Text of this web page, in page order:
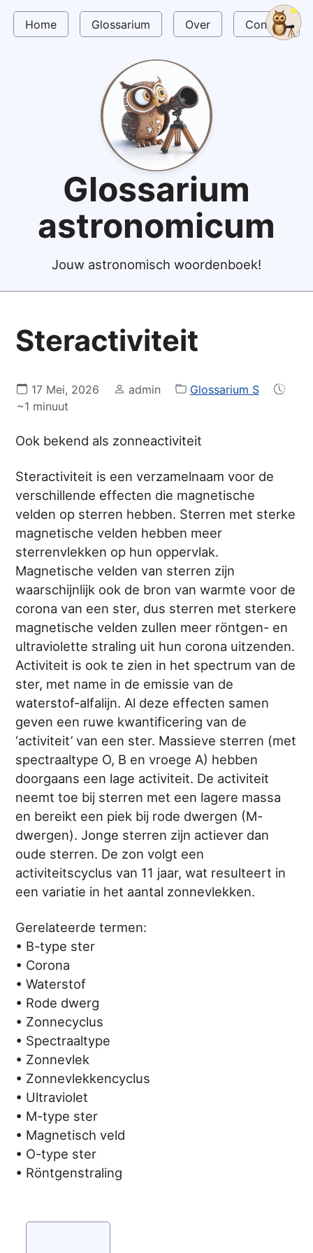
Home Glossarium Over Contact
Glossarium
astronomicum
Jouw astronomisch woordenboek!
Steractiviteit
17 Mei, 2026 admin
Glossarium S
~1 minuut
Ook bekend als zonneactiviteit
Steractiviteit is een verzamelnaam voor de
verschillende effecten die magnetische
velden op sterren hebben. Sterren met sterke
magnetische velden hebben meer
sterrenvlekken op hun oppervlak.
Magnetische velden van sterren zijn
waarschijnlijk ook de bron van warmte voor de
corona van een ster, dus sterren met sterkere
magnetische velden zullen meer röntgen- en
ultraviolette straling uit hun corona uitzenden.
Activiteit is ook te zien in het spectrum van de
ster, met name in de emissie van de
waterstof-alfalijn. Al deze effecten samen
geven een ruwe kwantificering van de
‘activiteit’ van een ster. Massieve sterren (met
spectraaltype O, B en vroege A) hebben
doorgaans een lage activiteit. De activiteit
neemt toe bij sterren met een lagere massa
en bereikt een piek bij rode dwergen (M-
dwergen). Jonge sterren zijn actiever dan
oude sterren. De zon volgt een
activiteitscyclus van 11 jaar, wat resulteert in
een variatie in het aantal zonnevlekken.
Gerelateerde termen:
• B-type ster
• Corona
• Waterstof
• Rode dwerg
• Zonnecyclus
• Spectraaltype
• Zonnevlek
• Zonnevlekkencyclus
• Ultraviolet
• M-type ster
• Magnetisch veld
• O-type ster
• Röntgenstraling